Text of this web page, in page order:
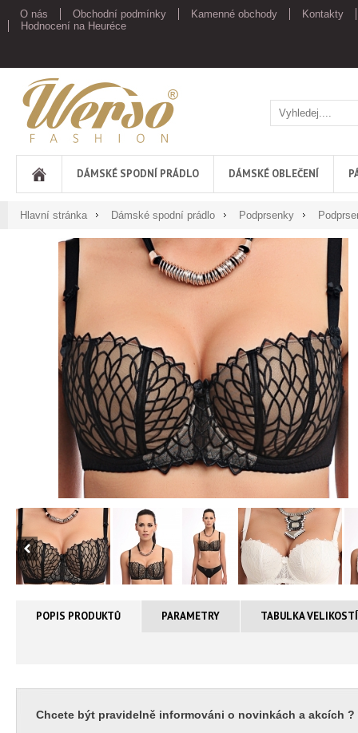
O nás Obchodní podmínky Kamenné obchody
Kontakty
Hodnocení na Heuréce
Werso
DÁMSKÉ SPODNÍ PRÁDLO DÁMSKÉ OBLEČENÍ
Hlavní stránka Dámské spodní prádlo Podprsenky
POPIS PRODUKTŮ PARAMETRY TABULKA
Chcete být pravidelně informováni o novinkách a akcích ?